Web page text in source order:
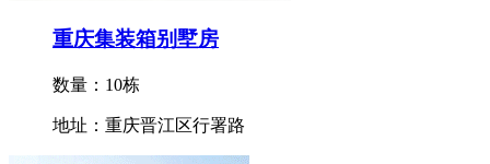
重庆集装箱别墅房
数量：10栋
地址：重庆晋江区行署路